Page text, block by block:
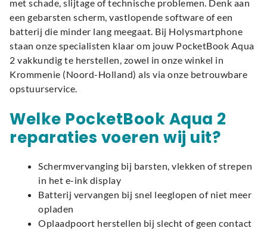
met schade, slijtage of technische problemen. Denk aan
een gebarsten scherm, vastlopende software of een
batterij die minder lang meegaat. Bij Holysmartphone
staan onze specialisten klaar om jouw PocketBook Aqua
2 vakkundig te herstellen, zowel in onze winkel in
Krommenie (Noord-Holland) als via onze betrouwbare
opstuurservice.
Welke PocketBook Aqua 2
reparaties voeren wij uit?
Schermvervanging bij barsten, vlekken of strepen
in het e-ink display
Batterij vervangen bij snel leeglopen of niet meer
opladen
Oplaadpoort herstellen bij slecht of geen contact